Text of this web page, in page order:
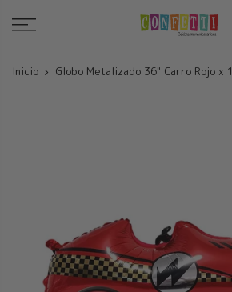
Inicio Globo Metalizado 36" Carro Rojo x